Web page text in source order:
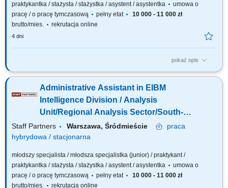
praktykantka / stażysta / stażystka / asystent / asystentka
umowa o
pracę / o pracę tymczasową
pełny etat
10 000 - 11 000 zł
brutto/mies.
rekrutacja online
4 dni
pokaż opis
The description of duties is a presented below: Provide support in general
Verifying, accepting and processing staff’s applications. Supporting the
review of tax refund claims, invoices and requests for payments....
Administrative Assistant in EIBM
Intelligence Division / Analysis
Unit/Regional Analysis Sector/South-
East Team
Staff Partners Warszawa, Śródmieście
praca
hybrydowa / stacjonarna
młodszy specjalista / młodsza specjalistka (junior) / praktykant /
praktykantka / stażysta / stażystka / asystent / asystentka
umowa o
pracę / o pracę tymczasową
pełny etat
10 000 - 11 000 zł
brutto/mies.
rekrutacja online